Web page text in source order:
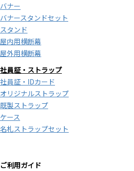
バナー
バナースタンドセット
スタンド
屋内用横断幕
屋外用横断幕
社員証・ストラップ
社員証・IDカード
オリジナルストラップ
既製ストラップ
ケース
名札ストラップセット
ご利用ガイド